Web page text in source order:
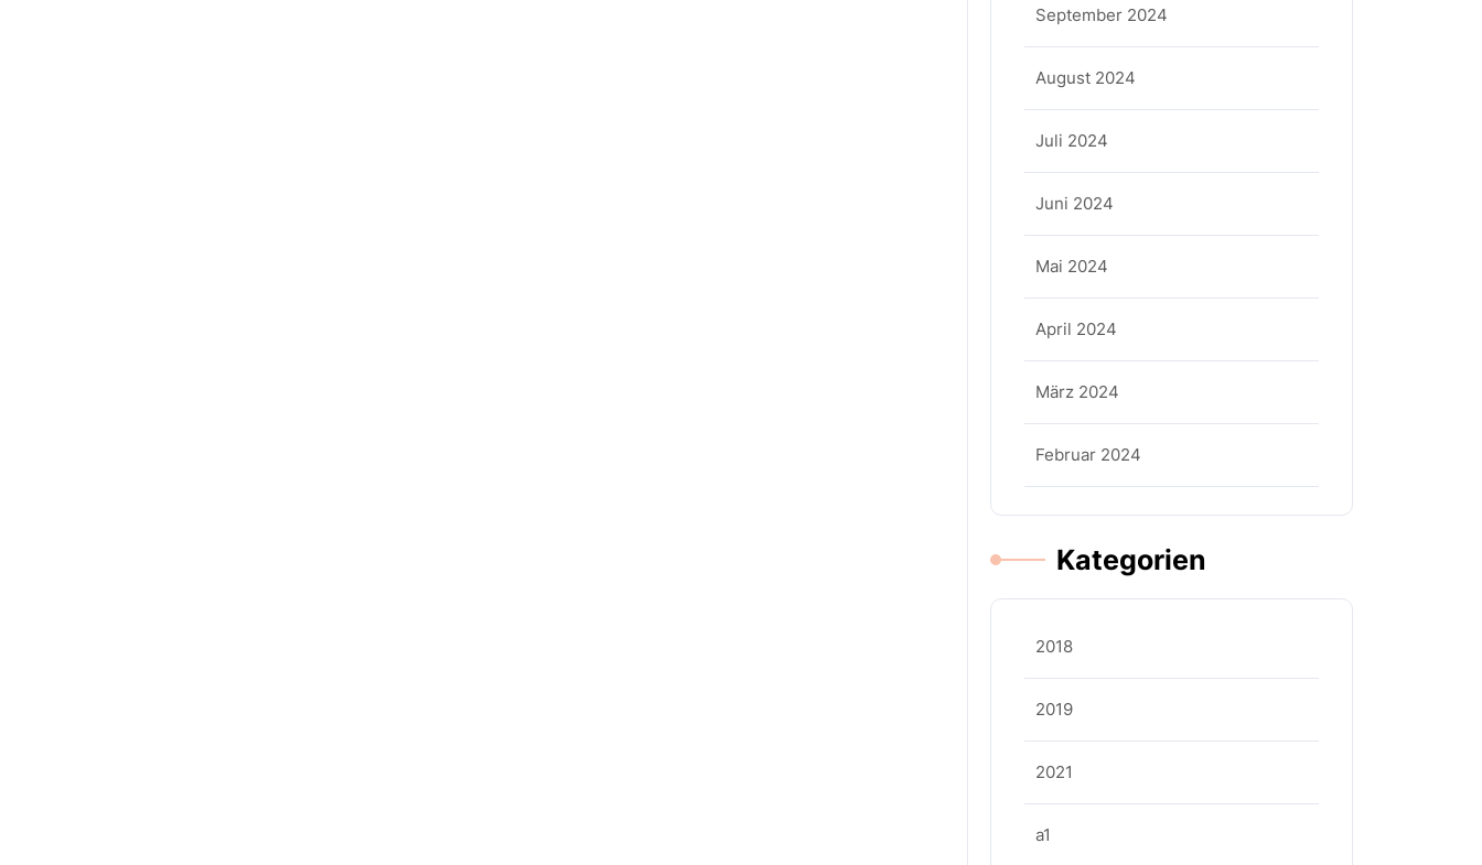
September 2024
August 2024
Juli 2024
Juni 2024
Mai 2024
April 2024
März 2024
Februar 2024
Kategorien
2018
2019
2021
a1